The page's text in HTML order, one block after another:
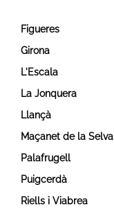
Figueres
Girona
L'Escala
La Jonquera
Llançà
Maçanet de la Selva
Palafrugell
Puigcerdà
Riells i Viabrea